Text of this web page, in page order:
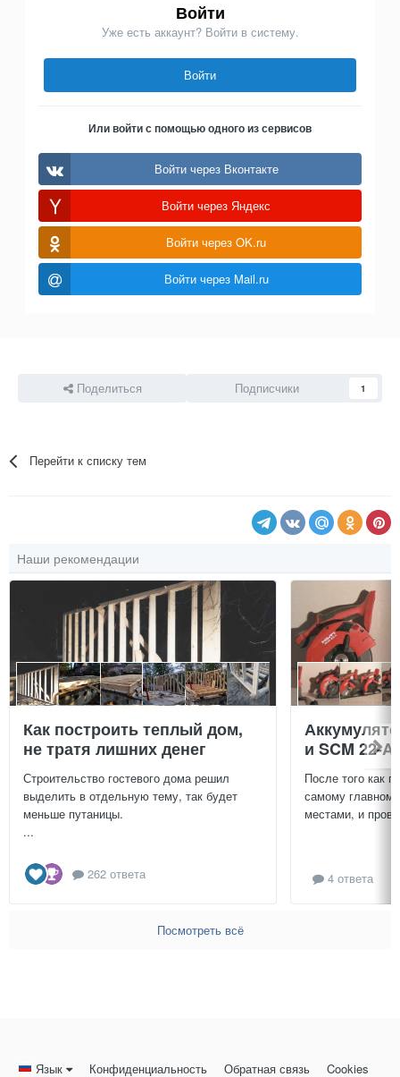
Войти
Уже есть аккаунт? Войти в систему.
Войти
Или войти с помощью одного из сервисов
Войти через Вконтакте
Войти через Яндекс
Войти через OK.ru
Войти через Mail.ru
Поделиться Подписчики 1
Перейти к списку тем
Наши рекомендации
Как построить теплый дом,
не тратя лишних денег
Строительство гостевого дома решил
выделить в отдельную тему, так будет
меньше путаницы.
...
262 ответа
и SCM 22-A
После того как
самому
местами, и
4 ответа
Посмотреть всё
Язык Конфиденциальность Обратная связь Cookies